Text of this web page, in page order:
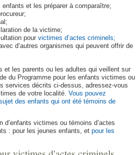
et les préparer à comparaître;
de la victime;
pour victimes d’actes criminels;
d’autres organismes qui peuvent offrir de
et les parents ou les adultes qui veillent sur
du Programme pour les enfants victimes ou
services décrits ci-dessus, adressez-vous
de votre localité. Vous pouvez
des enfants qui ont été témoins de
d’enfants victimes ou témoins d’actes
: pour les jeunes enfants, et pour les